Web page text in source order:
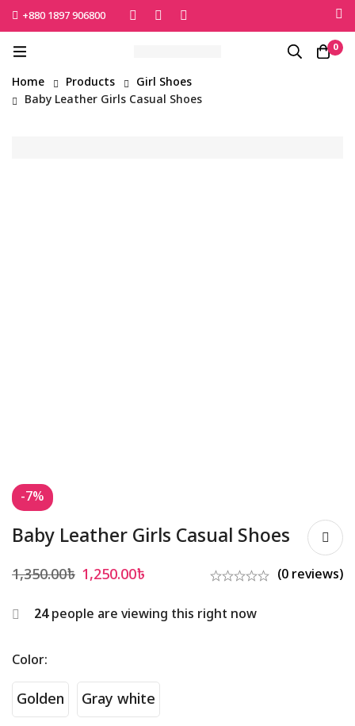
+880 1897 906800
Shop Now
0
Home Products
Girl Shoes
Baby Leather Girls Casual Shoes
-7%
Baby Leather Girls Casual Shoes
1,350.00৳ 1,250.00৳ (0 reviews)
24people are viewing this right now
Color:
Golden Gray white